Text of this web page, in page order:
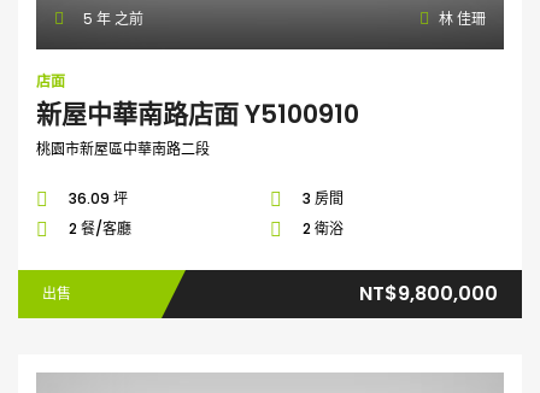
5 年 之前 林 佳珊
店面
新屋中華南路店面 Y5100910
桃園市新屋區中華南路二段
36.09 坪
3 房間
2 餐/客廳
2 衛浴
出售 NT$9,800,000